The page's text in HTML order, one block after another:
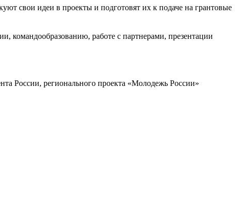
свои идеи в проекты и подготовят их к подаче на грантовые
командообразованию, работе с партнерами, презентации
России, регионального проекта «Молодежь России»